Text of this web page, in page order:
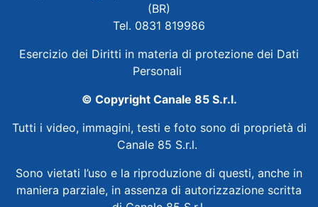
(BR)
Tel. 0831 819986
Esercizio dei Diritti in materia di protezione dei Dati
Personali
© Copyright Canale 85 S.r.l.
Tutti i video, immagini, testi e foto sono di proprietà di
Canale 85 S.r.l.
Sono vietati l’uso e la riproduzione di questi, anche in
maniera parziale, in assenza di autorizzazione scritta